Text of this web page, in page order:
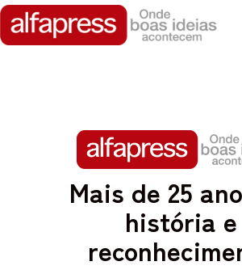
Mais de 25
história e